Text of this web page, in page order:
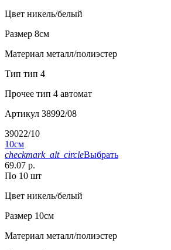
Цвет никель/белый
Размер 8см
Материал металл/полиэстер
Тип тип 4
Прочее тип 4 автомат
Артикул 38992/08
39022/10
10см
checkmark_alt_circleВыбрать
69.07 р.
По 10 шт
Цвет никель/белый
Размер 10см
Материал металл/полиэстер